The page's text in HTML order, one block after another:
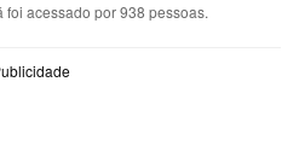
foi acessado por 938 pessoas.